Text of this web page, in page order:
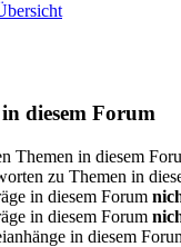
diesem Forum
Themen in diesem
zu Themen in
in diesem Forum
in diesem Forum
in diesem